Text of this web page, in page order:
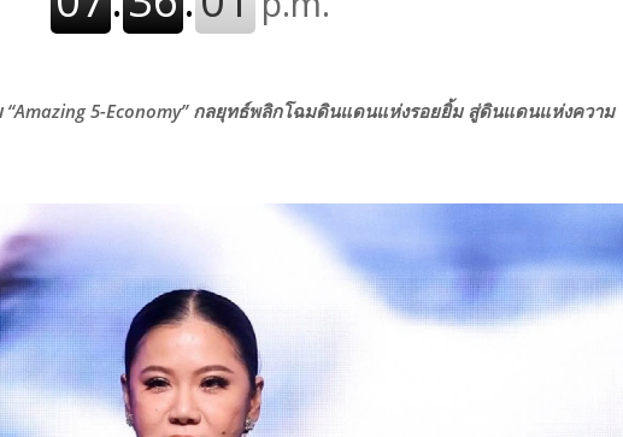
“Amazing 5-Economy” กลยุทธ์พลิกโฉมดินแดนแห่งรอยยิ้ม สู่ดินแดนแห่งความ